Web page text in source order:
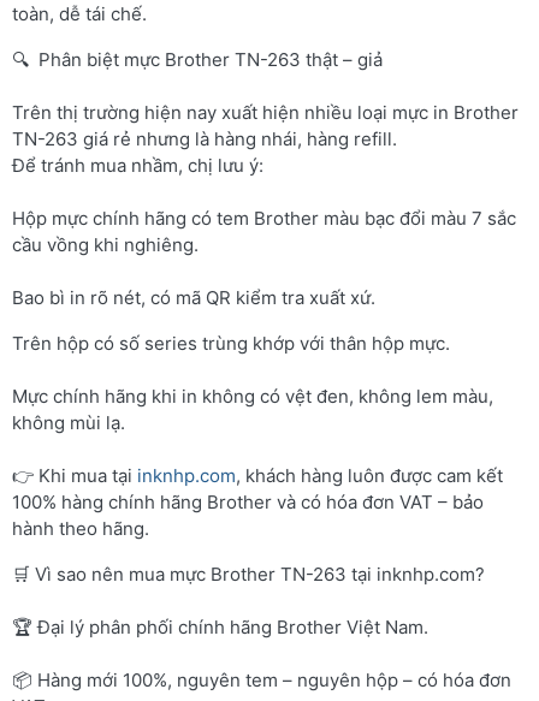
toàn, dễ tái chế.
🔍 Phân biệt mực Brother TN-263 thật – giả
Trên thị trường hiện nay xuất hiện nhiều loại mực in Brother
TN-263 giá rẻ nhưng là hàng nhái, hàng refill.
Để tránh mua nhầm, chị lưu ý:
Hộp mực chính hãng có tem Brother màu bạc đổi màu 7 sắc
cầu vồng khi nghiêng.
Bao bì in rõ nét, có mã QR kiểm tra xuất xứ.
Trên hộp có số series trùng khớp với thân hộp mực.
Mực chính hãng khi in không có vệt đen, không lem màu,
không mùi lạ.
👉 Khi mua tại inknhp.com, khách hàng luôn được cam kết
100% hàng chính hãng Brother và có hóa đơn VAT – bảo
hành theo hãng.
🛒 Vì sao nên mua mực Brother TN-263 tại inknhp.com?
🏆 Đại lý phân phối chính hãng Brother Việt Nam.
📦 Hàng mới 100%, nguyên tem – nguyên hộp – có hóa đơn